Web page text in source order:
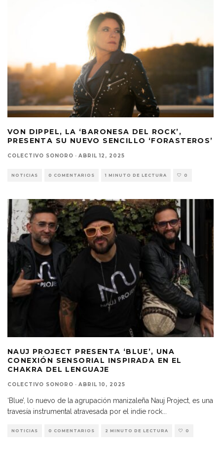
VON DIPPEL, LA ‘BARONESA DEL ROCK’,
PRESENTA SU NUEVO SENCILLO ‘FORASTEROS’
COLECTIVO SONORO · ABRIL 12, 2025
NOTICIAS 0 COMENTARIOS 1 MINUTO DE LECTURA 0
NAUJ PROJECT PRESENTA ‘BLUE’, UNA
CONEXIÓN SENSORIAL INSPIRADA EN EL
CHAKRA DEL LENGUAJE
COLECTIVO SONORO · ABRIL 10, 2025
‘Blue’, lo nuevo de la agrupación manizaleña Nauj Project, es una
travesía instrumental atravesada por el indie rock
NOTICIAS 0 COMENTARIOS 2 MINUTO DE LECTURA 0